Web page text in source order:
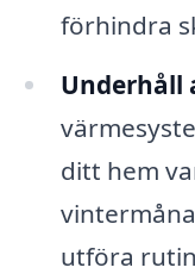
förhindra
Underhåll
ditt hem
utföra